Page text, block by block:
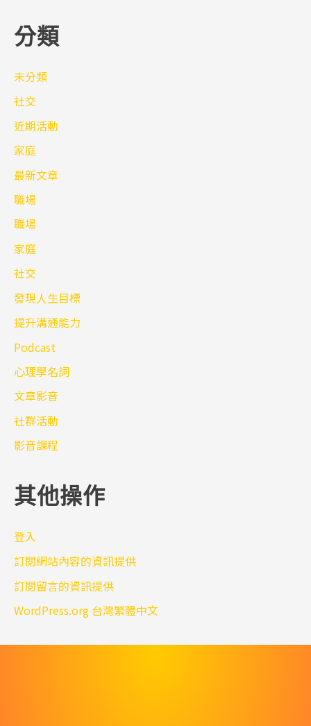
分類
未分類
社交
近期活動
家庭
最新文章
職場
職場
家庭
社交
發現人生目標
提升溝通能力
Podcast
心理學名詞
文章影音
社群活動
影音課程
其他操作
登入
訂閱網站內容的資訊提供
訂閱留言的資訊提供
WordPress.org 台灣繁體中文